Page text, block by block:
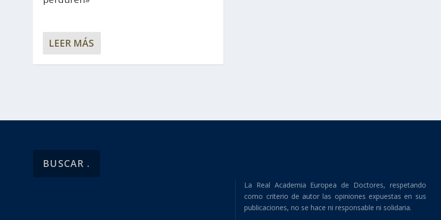
LEER MÁS
La Real Academia Europea de Doctores, respetando
como criterio de autor las opiniones expuestas en sus
publicaciones, no se hace ni responsable ni solidaria.